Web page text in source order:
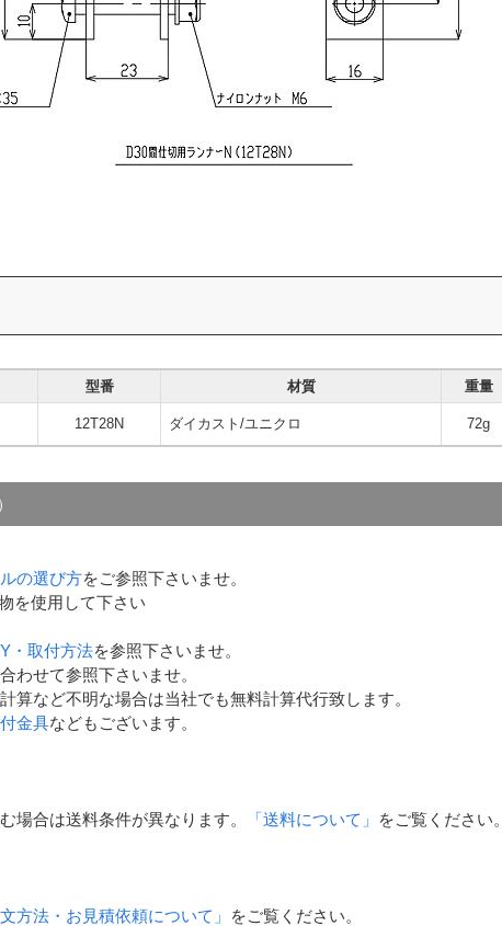
型番 材質 重量
12T28N ダイカスト/ユニクロ 72g
の選び方をご参照下さいませ。
を使用して下さい
・取付方法を参照下さいませ。
わせて参照下さいませ。
算など不明な場合は当社でも無料計算代行致します。
金具などもございます。
場合は送料条件が異なります。 「送料について」 をご覧ください。
文方法・お見積依頼について」 をご覧ください。